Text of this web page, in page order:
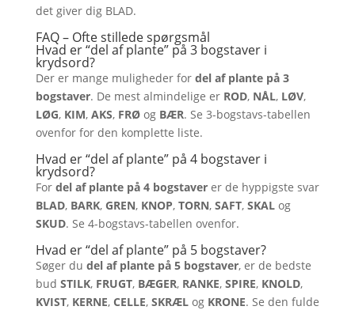
det giver dig BLAD.
FAQ – Ofte stillede spørgsmål
Hvad er “del af plante” på 3 bogstaver i
krydsord?
Der er mange muligheder for del af plante på 3
bogstaver. De mest almindelige er ROD, NÅL, LØV,
LØG, KIM, AKS, FRØog BÆR. Se 3-bogstavs-tabellen
ovenfor for den komplette liste.
Hvad er “del af plante” på 4 bogstaver i
krydsord?
For del af plante på 4 bogstaverer de hyppigste svar
BLAD, BARK, GREN, KNOP, TORN, SAFT, SKALog
SKUD. Se 4-bogstavs-tabellen ovenfor.
Hvad er “del af plante” på 5 bogstaver?
Søger du del af plante på 5 bogstaver, er de bedste
bud STILK, FRUGT, BÆGER, RANKE, SPIRE, KNOLD,
KVIST, KERNE, CELLE, SKRÆLog KRONE. Se den fulde